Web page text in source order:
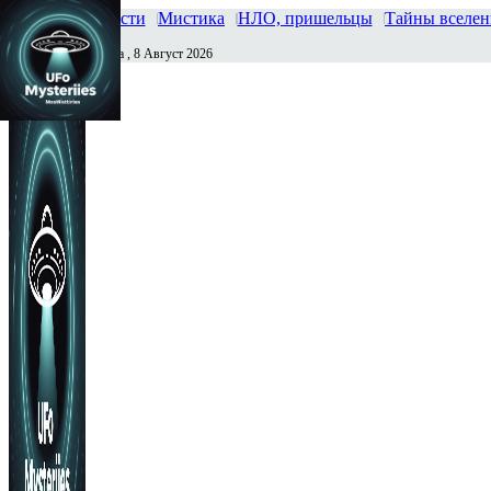
Главная Новости Мистика НЛО, пришельцы Тайны
Сегодня Суббота , 8 Август 2026